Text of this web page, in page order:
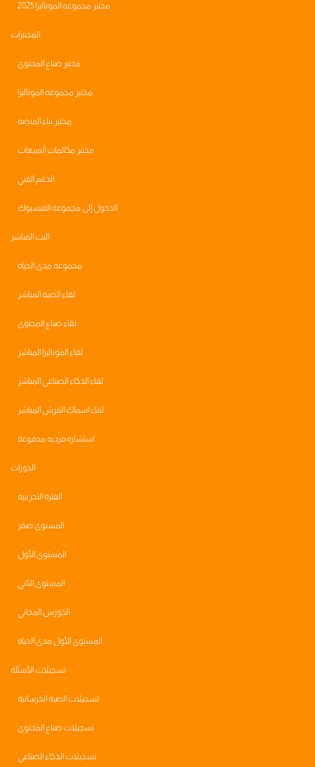
مختبر مجموعه الموناليزا 2025
المختبرات
مختبر صناع المحتوى
مختبر مجموعه الموناليزا
مختبر بناء المنصه
مختبر مكالمات المبيعات
الدعم الفني
الدخول إلى مجموعة الفيسبوك
البث المباشر
مجموعه مدى الحياه
لقاء الصبة المباشر
لقاء صناع المحتوى
لقاء الموناليزا المباشر
لقاء الذكاء الصناعي المباشر
لقاء اسماك القرش المباشر
استشاره فرديه مدفوعة
الدورات
الفترة التجريبية
المستوى صفر
المستوى الأول
المستوى الثاني
الكورس المجاني
المستوى الأول مدى الحياه
تسجيلات الأسئلة
تسجيلات الصبة الخرسانية
تسجيلات صناع المحتوى
تسجيلات الذكاء الصناعي